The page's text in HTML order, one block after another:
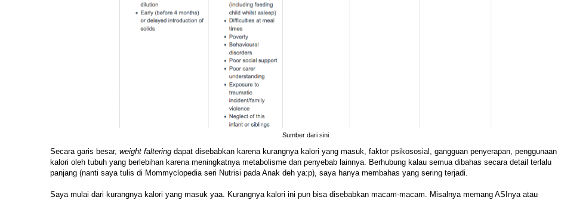
Sumber dari sini
Secara garis besar, weight faltering dapat disebabkan karena kurangnya kalori yang masuk, faktor psikososial, gangguan penyerapan, penggunaan
kalori oleh tubuh yang berlebihan karena meningkatnya metabolisme dan penyebab lainnya. Berhubung kalau semua dibahas secara detail terlalu
panjang (nanti saya tulis di Mommyclopedia seri Nutrisi pada Anak deh ya:p), saya hanya membahas yang sering terjadi.
Saya mulai dari kurangnya kalori yang masuk yaa. Kurangnya kalori ini pun bisa disebabkan macam-macam. Misalnya memang ASInya atau